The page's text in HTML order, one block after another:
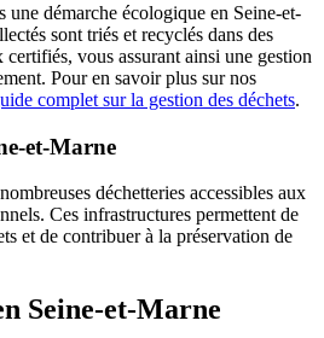
une démarche écologique en Seine-et-
sont triés et recyclés dans des
vous assurant ainsi une gestion
Pour en savoir plus sur nos
complet sur la gestion des déchets.
et-Marne
déchetteries accessibles aux
Ces infrastructures permettent de
et de contribuer à la préservation de
Seine-et-Marne